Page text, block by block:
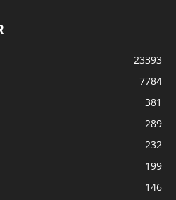
23393
7784
381
289
232
199
146